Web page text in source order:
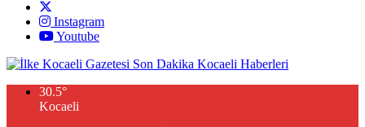
Instagram
Youtube
30.5°
Kocaeli